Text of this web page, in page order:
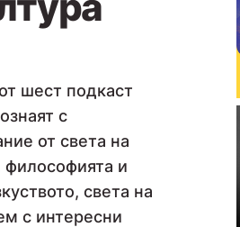
шест подкаст
с
от света на
философията и
света на
с интересни